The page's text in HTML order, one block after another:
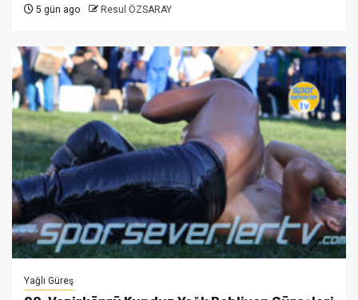
5 gün ago Resul ÖZSARAY
Yağlı Güreş